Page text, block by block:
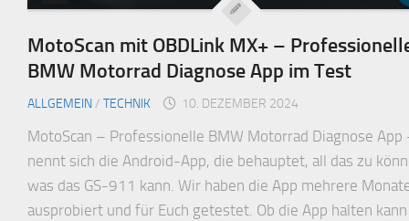
MotoScan mit OBDLink MX+ –
BMW Motorrad Diagnose App im Test
ALLGEMEIN/ TECHNIK 10. DEZEMBER 2024
MotoScan – Professionelle BMW Motorrad Diagnose App
nennt sich die Android-App, die behauptet, all das zu
was das GS-911 kann. Wir haben die App mehrere
ausprobiert und für Euch getestet. Ob die App halten